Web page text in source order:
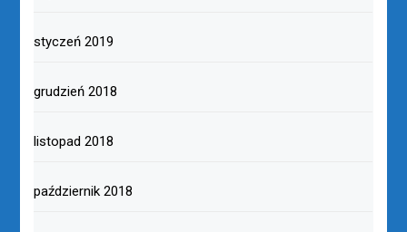
styczeń 2019
grudzień 2018
listopad 2018
październik 2018